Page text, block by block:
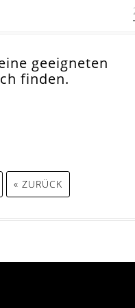
geeigneten
finden.
« ZURÜCK